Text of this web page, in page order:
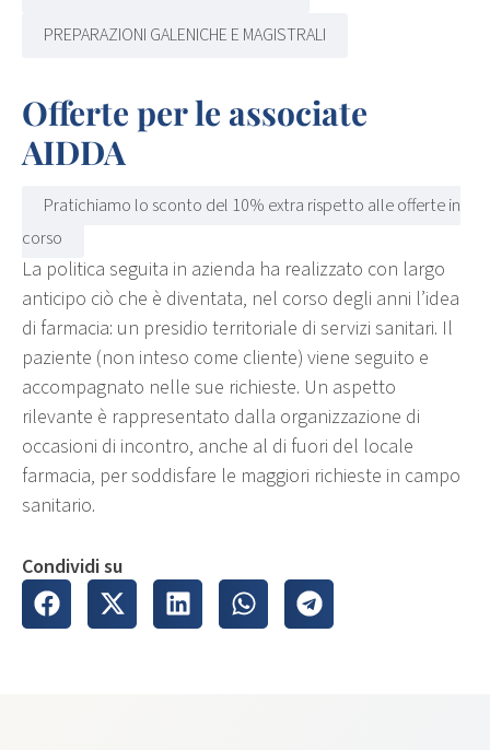
PREPARAZIONI GALENICHE E MAGISTRALI
Offerte per le associate
AIDDA
Pratichiamo lo sconto del 10% extra rispetto alle offerte in
corso
La politica seguita in azienda ha realizzato con largo
anticipo ciò che è diventata, nel corso degli anni l’idea
di farmacia: un presidio territoriale di servizi sanitari. Il
paziente (non inteso come cliente) viene seguito e
accompagnato nelle sue richieste. Un aspetto
rilevante è rappresentato dalla organizzazione di
occasioni di incontro, anche al di fuori del locale
farmacia, per soddisfare le maggiori richieste in campo
sanitario.
Condividi su